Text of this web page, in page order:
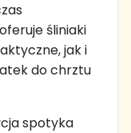
śliniaki
jak i
do chrztu
spotyka